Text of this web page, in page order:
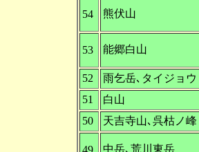
54 熊伏山
53 能郷白山
52
雨乞岳､タイジョウ
51
白山
50
天吉寺山､呉枯ノ峰
49 中岳､荒川東岳